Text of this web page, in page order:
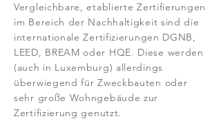
Vergleichbare, etablierte Zertifierungen
im Bereich der Nachhaltigkeit sind die
internationale Zertifizierungen DGNB,
LEED, BREAM oder HQE. Diese werden
(auch in Luxemburg) allerdings
überwiegend für Zweckbauten oder
sehr große Wohngebäude zur
Zertifizierung genutzt.